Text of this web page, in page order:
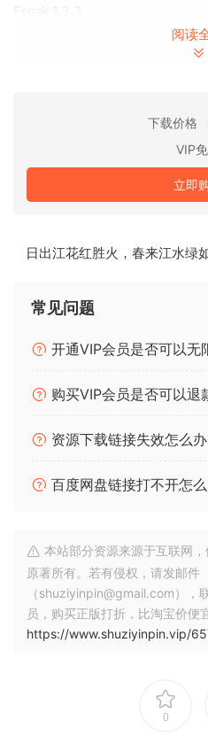
Supercharger GT 1.4.7
manufactures, and supplies
DJing.
Include
Bite 1.3.3
Dirt 1.3.3
Flair 1.3.3
Freak 1.3.3
Phasis 1.3.3
Raum 1.3.3
Transient Master FX 1.4.7
阅读
下载价格
VIP
立即
日出江花红胜火，春来江水
常见问题
开通VIP会员是否可以无
购买VIP会员是否可以退
资源下载链接失效怎么办
百度网盘链接打不开怎么
本站部分资源来源于互联网
原著所有。若有侵权，请发邮件
（shuziyinpin@gmail.com），
员，购买正版打折，比淘宝价便
https://www.shuziyinpin.vip/
0